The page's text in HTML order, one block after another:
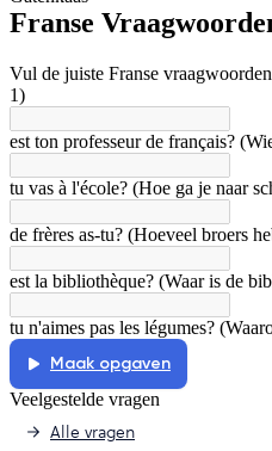
De docent is te langdradig
Afspelen werkte niet
Franse
Vul de juiste Franse
1)
est ton professeur de français?
tu vas à l'école? (Hoe ga je naar
de frères as-tu? (Hoeveel broers
est la bibliothèque? (Waar is de
tu n'aimes pas les légumes?
Maak opgaven
Veelgestelde vragen
Alle vragen